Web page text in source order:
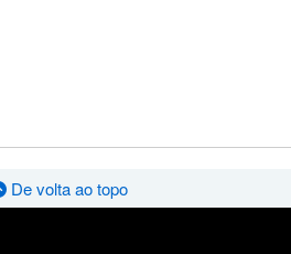
De volta ao topo